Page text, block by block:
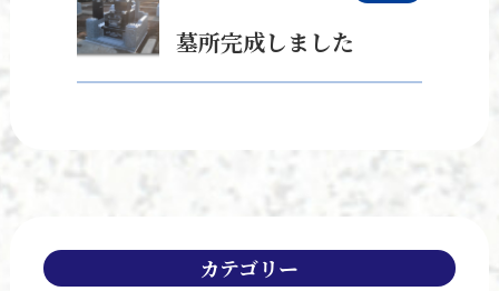
墓所完成しました
カテゴリー